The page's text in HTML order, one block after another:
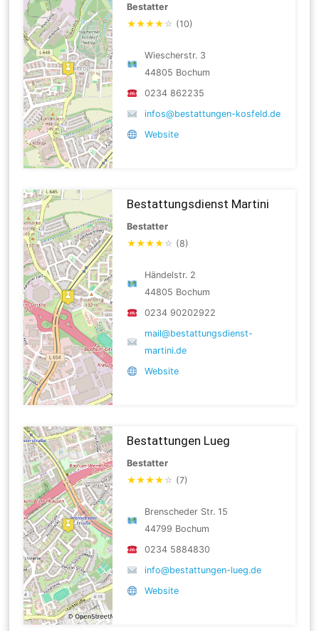
Bestatter
★★★★ ☆ (10)
Wiescherstr. 3
44805 Bochum
0234 862235
infos@bestattungen-kosfeld.de
Website
Bestattungsdienst Martini
Bestatter
★★★★ ☆ (8)
Händelstr. 2
44805 Bochum
0234 90202922
mail@bestattungsdienst-
martini.de
Website
Bestattungen Lueg
Bestatter
★★★★ ☆ (7)
Brenscheder Str. 15
44799 Bochum
0234 5884830
info@bestattungen-lueg.de
Website